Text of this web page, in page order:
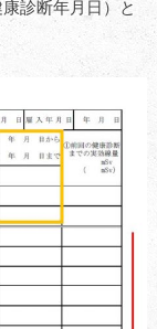
診断年月日）と